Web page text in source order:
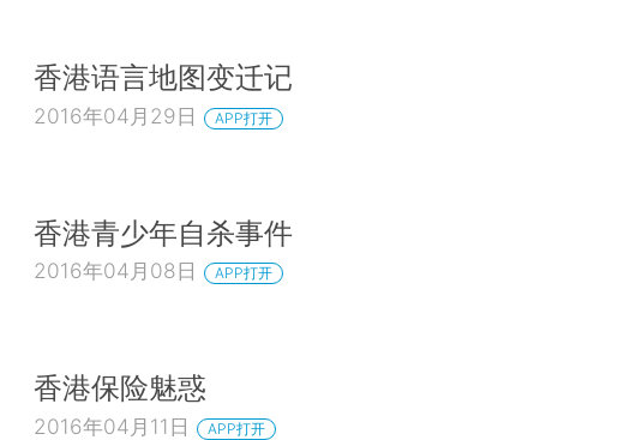
香港语言地图变迁记
2016年04月29日 APP打开
香港青少年自杀事件
2016年04月08日 APP打开
香港保险魅惑
2016年04月11日 APP打开